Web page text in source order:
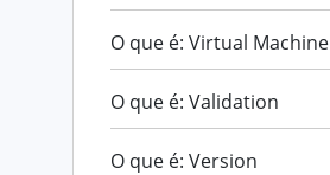
O que é: Virtual Machine
O que é: Validation
O que é: Version